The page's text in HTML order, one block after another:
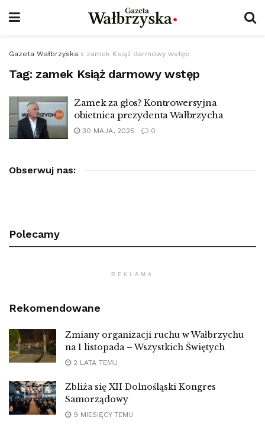
Gazeta Wałbrzyska » zamek Książ darmowy wstęp
Tag: zamek Książ darmowy wstęp
Zamek za głos? Kontrowersyjna
obietnica prezydenta Wałbrzycha
30 MAJA, 2025 0
Obserwuj nas:
Polecamy
REKLAMA
Rekomendowane
Zmiany organizacji ruchu w Wałbrzychu
na 1 listopada – Wszystkich Świętych
2 LATA TEMU
Zbliża się XII Dolnośląski Kongres
Samorządowy
9 MIESIĘCY TEMU